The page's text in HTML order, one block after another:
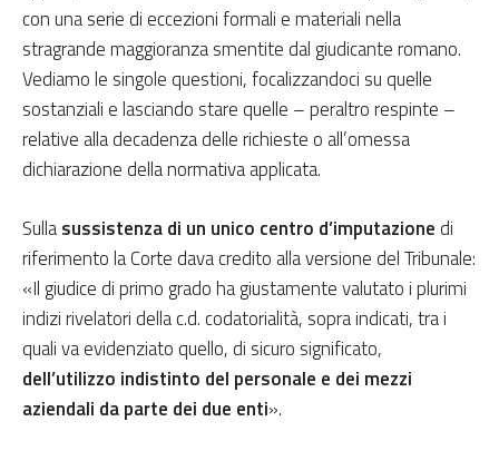
con una serie di eccezioni formali e materiali nella
stragrande maggioranza smentite dal giudicante romano.
Vediamo le singole questioni, focalizzandoci su quelle
sostanziali e lasciando stare quelle – peraltro respinte –
relative alla decadenza delle richieste o all’omessa
dichiarazione della normativa applicata.
Sullasussistenza di un unico centro d’imputazione di
riferimento la Corte dava credito alla versione del Tribunale:
«Il giudice di primo grado ha giustamente valutato i plurimi
indizi rivelatori della c.d. codatorialità, sopra indicati, tra i
quali va evidenziato quello, di sicuro significato,
dell’utilizzo indistinto del personale e dei mezzi
aziendali da parte dei due enti».